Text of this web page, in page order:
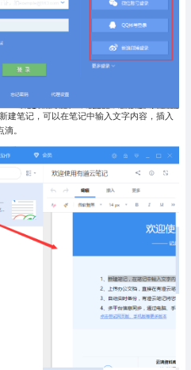
笔记，可以在笔记中输入文字内容，插入
。